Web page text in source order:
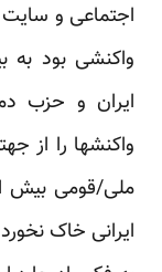
اجتماعی و سایت
واکنشی بود به
ایران و حزب
واکنشها را از
ملی/قومی بیش
ایرانی خاک